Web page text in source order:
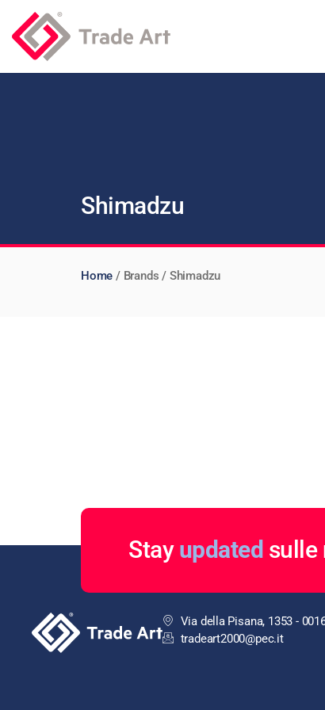
Shimadzu
Home / Brands / Shimadzu
Stay updated sulle
Via della Pisana, 1353 -
tradeart2000@pec.it